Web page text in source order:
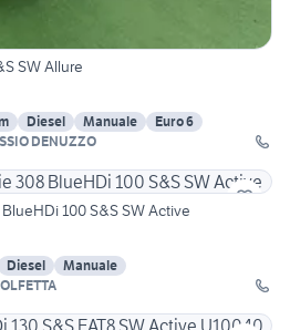
SW Allure
Diesel Manuale
Euro 6
DENUZZO
100 S&S SW Active
Diesel
Manuale